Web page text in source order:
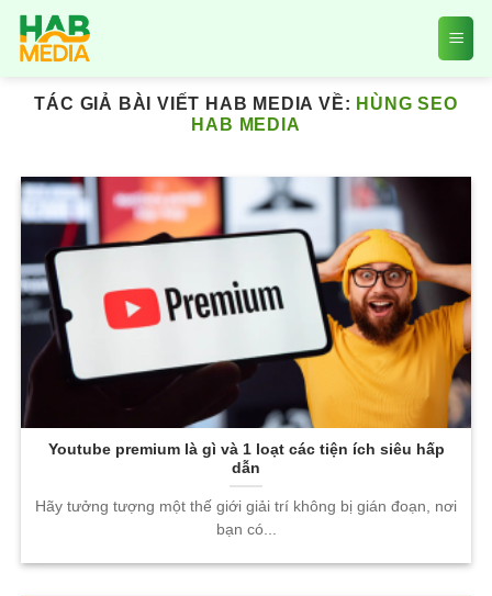
Skip
content
TÁC GIẢ BÀI VIẾT HAB MEDIA VỀ: HÙNG SEO
HAB MEDIA
Youtube premium là gì và 1 loạt các tiện ích siêu hấp
dẫn
Hãy tưởng tượng một thế giới giải trí không bị gián đoạn, nơi
bạn có...